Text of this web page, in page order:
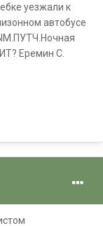
уезжали к
автобусе
Еремин С.